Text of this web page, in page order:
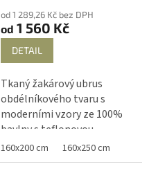
od 1 289,26 Kč bez DPH
od 1 560 Kč
DETAIL
Tkaný žakárový ubrus
obdélníkového tvaru s
moderními vzory ze 100%
bavlny s teflonovou
úpravou, která zabraňuje
zašpinění ubrusu nebo
160x200 cm 160x250 cm